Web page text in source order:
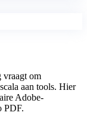
vraagt om
aan tools. Hier
Adobe-
PDF.